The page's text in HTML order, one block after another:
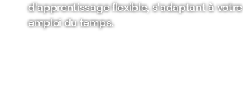
d'apprentissage flexible, s'adaptant à votre
emploi du temps.